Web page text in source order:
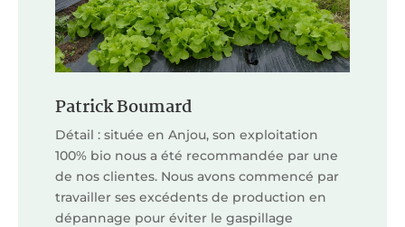
Patrick Boumard
Détail : située en Anjou, son exploitation
100% bio nous a été recommandée par une
de nos clientes. Nous avons commencé par
travailler ses excédents de production en
dépannage pour éviter le gaspillage